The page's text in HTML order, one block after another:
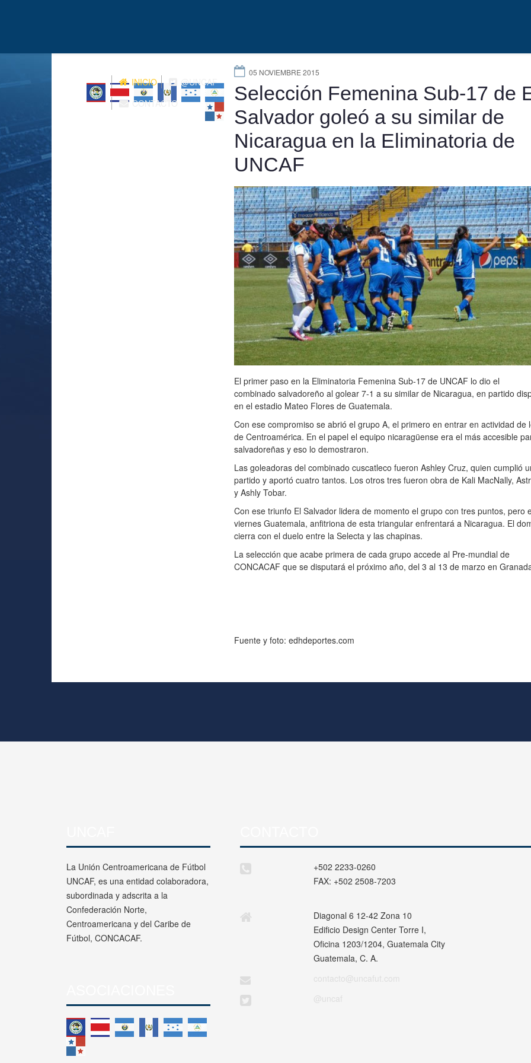
INICIO
@UNCAF
CONTACTO
05 NOVIEMBRE 2015
Selección Femenina Sub-17 de
Salvador goleó a su similar de
Nicaragua en la Eliminatoria de
UNCAF
El primer paso en la Eliminatoria Femenina Sub-17 de UNCAF lo dio el
combinado salvadoreño al golear 7-1 a su similar de Nicaragua, en partido
en el estadio Mateo Flores de Guatemala.
Con ese compromiso se abrió el grupo A, el primero en entrar en actividad de
de Centroamérica. En el papel el equipo nicaragüense era el más accesible
salvadoreñas y eso lo demostraron.
Las goleadoras del combinado cuscatleco fueron Ashley Cruz, quien cumplió
partido y aportó cuatro tantos. Los otros tres fueron obra de Kali MacNally,
y Ashly Tobar.
Con ese triunfo El Salvador lidera de momento el grupo con tres puntos, pero
viernes Guatemala, anfitriona de esta triangular enfrentará a Nicaragua. El
cierra con el duelo entre la Selecta y las chapinas.
La selección que acabe primera de cada grupo accede al Pre-mundial de
CONCACAF que se disputará el próximo año, del 3 al 13 de marzo en
Fuente y foto: edhdeportes.com
La Unión Centroamericana de Fútbol
UNCAF, es una entidad colaboradora,
subordinada y adscrita a la
Confederación Norte,
Centroamericana y del Caribe de
Fútbol, CONCACAF.
+502 2233-0260
FAX: +502 2508-7203
Diagonal 6 12-42 Zona 10
Edificio Design Center Torre I,
Oficina 1203/1204, Guatemala City
Guatemala, C. A.
contacto@uncafut.com
@uncaf